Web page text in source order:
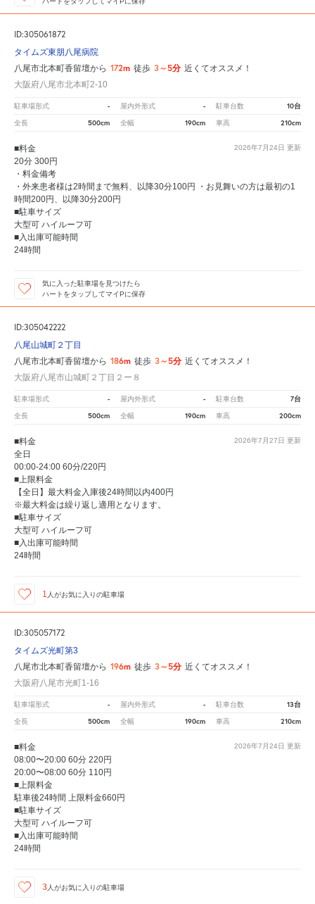
ID:305061872
タイムズ東朋八尾病院
八尾市北本町香留壇から 172m 徒歩 3～5分 近くてオススメ！
大阪府八尾市北本町2-10
駐車場形式 - 屋内外形式 - 駐車台数 10台
全長 500cm 全幅 190cm 車高 210cm
2026年7月24日 更新
■料金
20分 300円
・料金備考
・外来患者様は2時間まで無料、以降30分100円 ・お見舞いの方は最初の1
時間200円、以降30分200円
■駐車サイズ
大型可 ハイルーフ可
■入出庫可能時間
24時間
気に入った駐車場を見つけたら
ハートをタップしてマイPに保存
ID:305042222
八尾山城町２丁目
八尾市北本町香留壇から 186m 徒歩 3～5分 近くてオススメ！
大阪府八尾市山城町２丁目２ー８
駐車場形式 - 屋内外形式 - 駐車台数 7台
全長 500cm 全幅 190cm 車高 200cm
2026年7月27日 更新
■料金
全日
00:00-24:00 60分/220円
■上限料金
【全日】最大料金入庫後24時間以内400円
※最大料金は繰り返し適用となります。
■駐車サイズ
大型可 ハイルーフ可
■入出庫可能時間
24時間
1 人がお気に入りの駐車場
ID:305057172
タイムズ光町第3
八尾市北本町香留壇から 196m 徒歩 3～5分 近くてオススメ！
大阪府八尾市光町1-16
駐車場形式 - 屋内外形式 - 駐車台数 13台
全長 500cm 全幅 190cm 車高 210cm
2026年7月24日 更新
■料金
08:00〜20:00 60分 220円
20:00〜08:00 60分 110円
■上限料金
駐車後24時間 上限料金660円
■駐車サイズ
大型可 ハイルーフ可
■入出庫可能時間
24時間
3人がお気に入りの駐車場